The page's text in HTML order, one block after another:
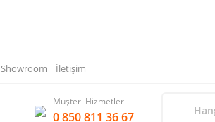
Showroom İletişim
Müşteri Hizmetleri
0 850 811 36 67